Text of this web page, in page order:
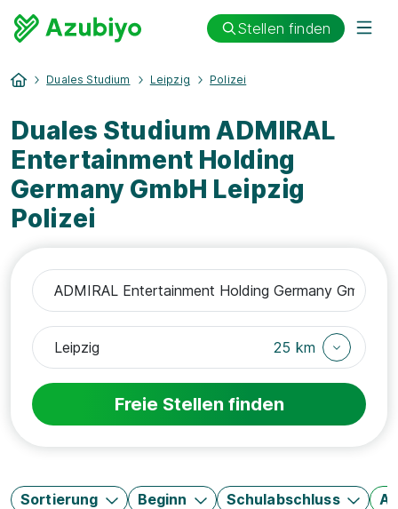
Stellen finden
Duales Studium Leipzig Polizei
Duales Studium ADMIRAL
Entertainment Holding
Germany GmbH Leipzig
Polizei
25 km
Freie Stellen finden
Sortierung Beginn Schulabschluss